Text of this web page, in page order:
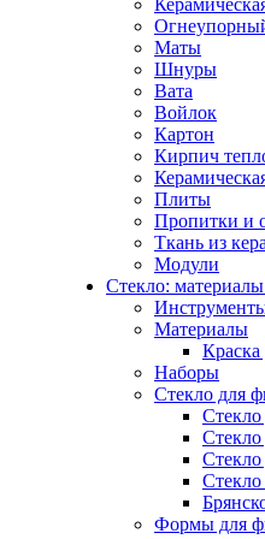
Маты
Шнуры
Вата
Войлок
Картон
Кирпич
Плиты
Пропитки и
Ткань из
Модули
Стекло:
Материалы
Краска
Наборы
Стекло для
Формы для